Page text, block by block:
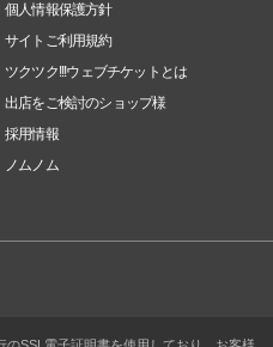
個人情報保護方針
サイトご利用規約
ツクツク!!!ウェブチケットとは
出店をご検討のショップ様
採用情報
ノムノム